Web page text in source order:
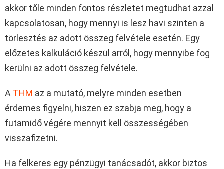
akkor tőle minden fontos részletet megtudhat azzal
kapcsolatosan, hogy mennyi is lesz havi szinten a
törlesztés az adott összeg felvétele esetén. Egy
előzetes kalkuláció készül arról, hogy mennyibe fog
kerülni az adott összeg felvétele.
A THM az a mutató, melyre minden esetben
érdemes figyelni, hiszen ez szabja meg, hogy a
futamidő végére mennyit kell összességében
visszafizetni.
Ha felkeres egy pénzügyi tanácsadót, akkor biztos